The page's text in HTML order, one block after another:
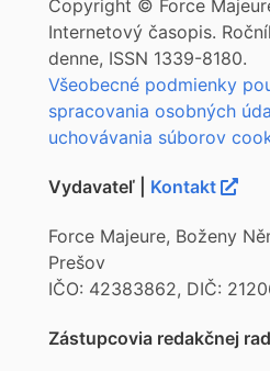
Copyright © Force
Internetový časopis.
denne, ISSN 1339-8180.
Všeobecné podmienky
spracovania osobných
uchovávania súborov
Vydavateľ | Kontakt
Force Majeure, Boženy
Prešov
IČO: 42383862, DIČ:
Zástupcovia redakčnej